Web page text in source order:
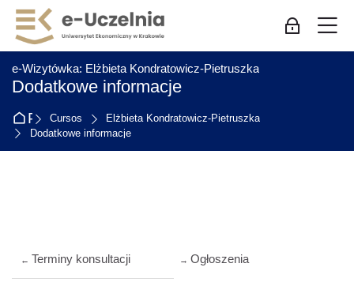
Skip to navigation
Skip to login form
Salta al contenido principal
Skip to accessibility options
Skip to footer
Skip accessibility options
Acceso de
e-Wizytówka: Elżbieta Kondratowicz-Pietruszka
Dodatkowe informacje
Página Principal
Cursos
Elżbieta Kondratowicz-Pietruszka
Dodatkowe informacje
← Terminy konsultacji → Ogłoszenia